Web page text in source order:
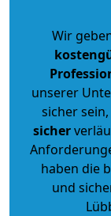
Wir
unserer
sicher
sicher
haben die
und